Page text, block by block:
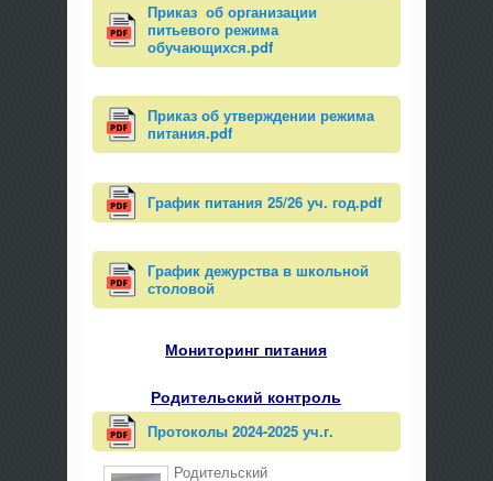
Приказ об организации
питьевого режима
обучающихся.pdf
Приказ об утверждении режима
питания.pdf
График питания 25/26 уч. год.pdf
График дежурства в школьной
столовой
Мониторинг питания
Родительский контроль
Протоколы 2024-2025 уч.г.
Родительский